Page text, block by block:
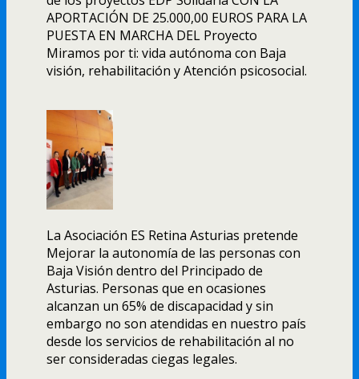
APORTACIÓN DE 25.000,00 EUROS PARA LA
PUESTA EN MARCHA DEL Proyecto
Miramos por ti: vida autónoma con Baja
visión, rehabilitación y Atención psicosocial.
La Asociación ES Retina Asturias pretende
Mejorar la autonomía de las personas con
Baja Visión dentro del Principado de
Asturias. Personas que en ocasiones
alcanzan un 65% de discapacidad y sin
embargo no son atendidas en nuestro país
desde los servicios de rehabilitación al no
ser consideradas ciegas legales.